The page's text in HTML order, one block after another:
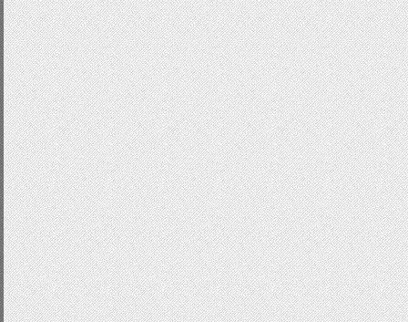
input[type="reset"]:hover,input[
-webkit-box-shadow: 0 0 3px
-moz-box-shadow: 0 0 3px
box-shadow: 0 0 3px #333!important;
color:#7c9843!important;
}
input[type="reset"]:active{
-webkit-box-shadow: 0 0px 6px
-moz-box-shadow: 0 0px 6px
box-shadow: 0 0px 6px
}
input[type="reset"]:disabled{
color: #999!important;
}